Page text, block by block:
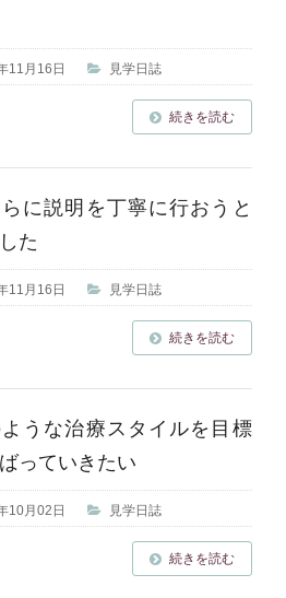
11月16日 見学日誌
続きを読む
に説明を丁寧に行おうと
た
11月16日 見学日誌
続きを読む
うな治療スタイルを目標
っていきたい
10月02日 見学日誌
続きを読む